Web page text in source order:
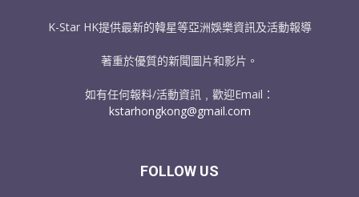
K-Star HK提供最新的韓星等亞洲娛樂資訊及活動報導
著重於優質的新聞圖片和影片。
如有任何報料/活動資訊﹐歡迎Email：
kstarhongkong@gmail.com
FOLLOW US